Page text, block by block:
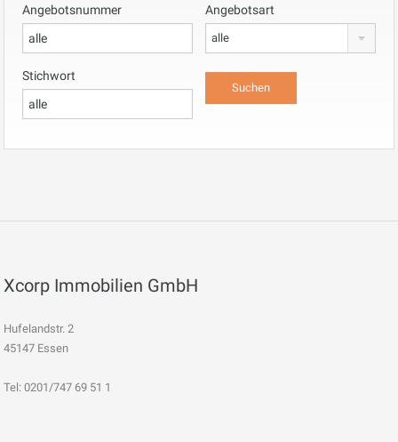
Angebotsnummer Angebotsart
alle
Stichwort
Xcorp Immobilien GmbH
Hufelandstr. 2
45147 Essen
Tel: 0201/747 69 51 1